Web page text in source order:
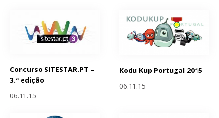
Concurso SITESTAR.PT –
3.ª edição
06.11.15
Kodu Kup Portugal 2015
06.11.15